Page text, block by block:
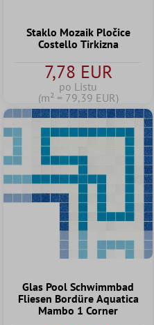
Staklo Mozaik Pločice
Costello Tirkizna
7,78 EUR
po Listu
(m² = 79,39 EUR)
Glas Pool Schwimmbad
Fliesen Bordüre Aquatica
Mambo 1 Corner